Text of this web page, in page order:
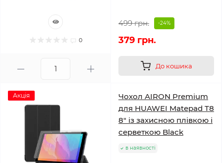
0
499 грн. -24%
379 грн.
До кошика
Акція
Чохол AIRON Premium
для HUAWEI Matepad T8
8" із захисною плівкою і
серветкою Black
в наявності